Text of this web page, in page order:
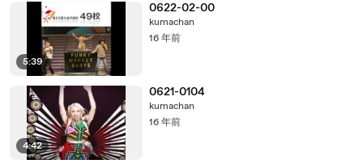
5:39
0622-02-00
kumachan
16 年前
4:42
0621-0104
kumachan
16 年前